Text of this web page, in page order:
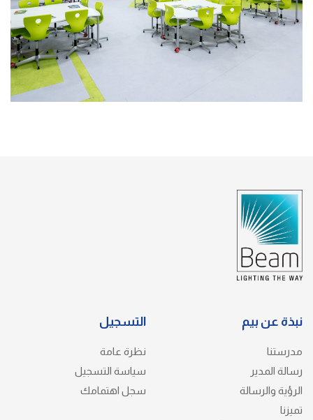
نبذة عن بيم
مدرستنا
رسالة المدير
الرؤية والرسالة
تميزنا
التسجيل
نظرة عامة
سياسة التسجيل
سجل اهتمامك